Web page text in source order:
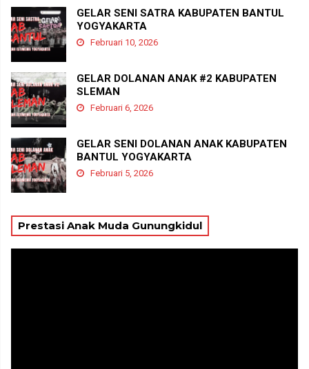
GELAR SENI SATRA KABUPATEN BANTUL
YOGYAKARTA
Februari 10, 2026
GELAR DOLANAN ANAK #2 KABUPATEN
SLEMAN
Februari 6, 2026
GELAR SENI DOLANAN ANAK KABUPATEN
BANTUL YOGYAKARTA
Februari 5, 2026
Prestasi Anak Muda Gunungkidul